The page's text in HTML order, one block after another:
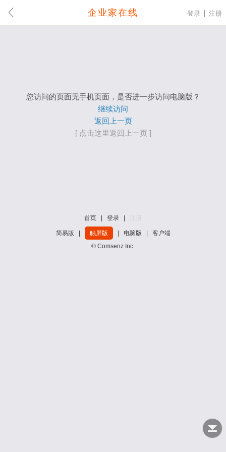
企业家在线 登录 注册
您访问的页面无手机页面，是否进一步访问电脑版？
继续访问
返回上一页
[ 点击这里返回上一页 ]
首页 登录
简易版 触屏版 电脑版
客户端
© Comsenz Inc.